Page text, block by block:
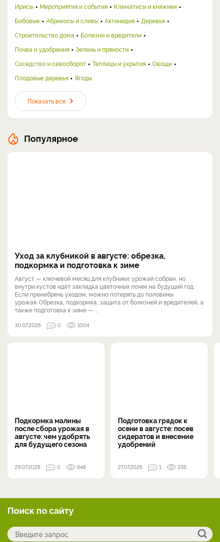
Ирисы
Мероприятия и события
Клематисы и княжики
Бобовые
Абрикосы и сливы Актинидия
Деревья
Строительство дома
Болезни и вредители
Почва и удобрения
Зелень и пряности
Соседство и севооборот
Теплицы и укрытия
Овощи
Плодовые деревья
Ягоды
Показать все
Популярное
Уход за клубникой в августе: обрезка,
подкормка и подготовка к зиме
Август — ключевой месяц для клубники: урожай собран, но
внутри кустов идёт закладка цветочных почек на будущий год.
Если пренебречь уходом, можно потерять до половины
урожая. Обрезка, подкормка, защита от болезней и вредителей, а
также подготовка к зиме — ...
30.07.2026 0 1004
Подкормка малины
после сбора урожая в
августе: чем удобрять
для будущего сезона
29.07.2026 0 648
Подготовка грядок к
осени в августе: посев
сидератов и внесение
удобрений
27.07.2026 1 236
Поиск по сайту